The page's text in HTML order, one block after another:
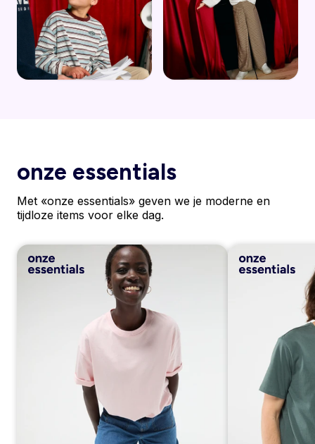
onze essentials
Met «onze essentials» geven we je moderne en
tijdloze items voor elke dag.